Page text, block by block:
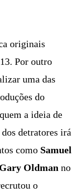
originais
Por outro
uma das
do
a ideia de
detratores irá
como Samuel
Gary Oldman no
o